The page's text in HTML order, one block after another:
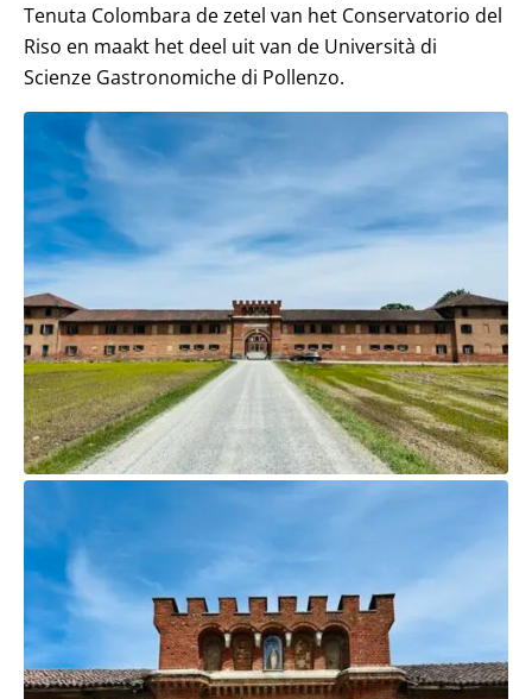
Tenuta Colombara de zetel van het Conservatorio del
Riso en maakt het deel uit van de Università di
Scienze Gastronomiche di Pollenzo.